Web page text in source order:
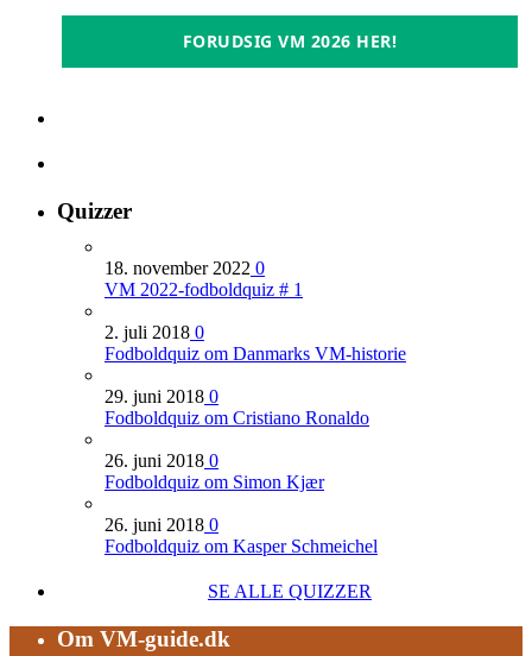
FORUDSIG VM 2026 HER!
Quizzer
18. november 2022 0
VM 2022-fodboldquiz # 1
2. juli 2018 0
Fodboldquiz om Danmarks VM-historie
29. juni 2018 0
Fodboldquiz om Cristiano Ronaldo
26. juni 2018 0
Fodboldquiz om Simon Kjær
26. juni 2018 0
Fodboldquiz om Kasper Schmeichel
SE ALLE QUIZZER
Om VM-guide.dk